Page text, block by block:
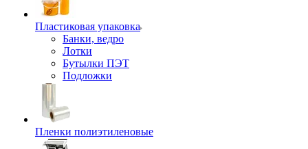
Пластиковая упаковка
Банки, ведро
Лотки
Бутылки ПЭТ
Подложки
Пленки полиэтиленовые